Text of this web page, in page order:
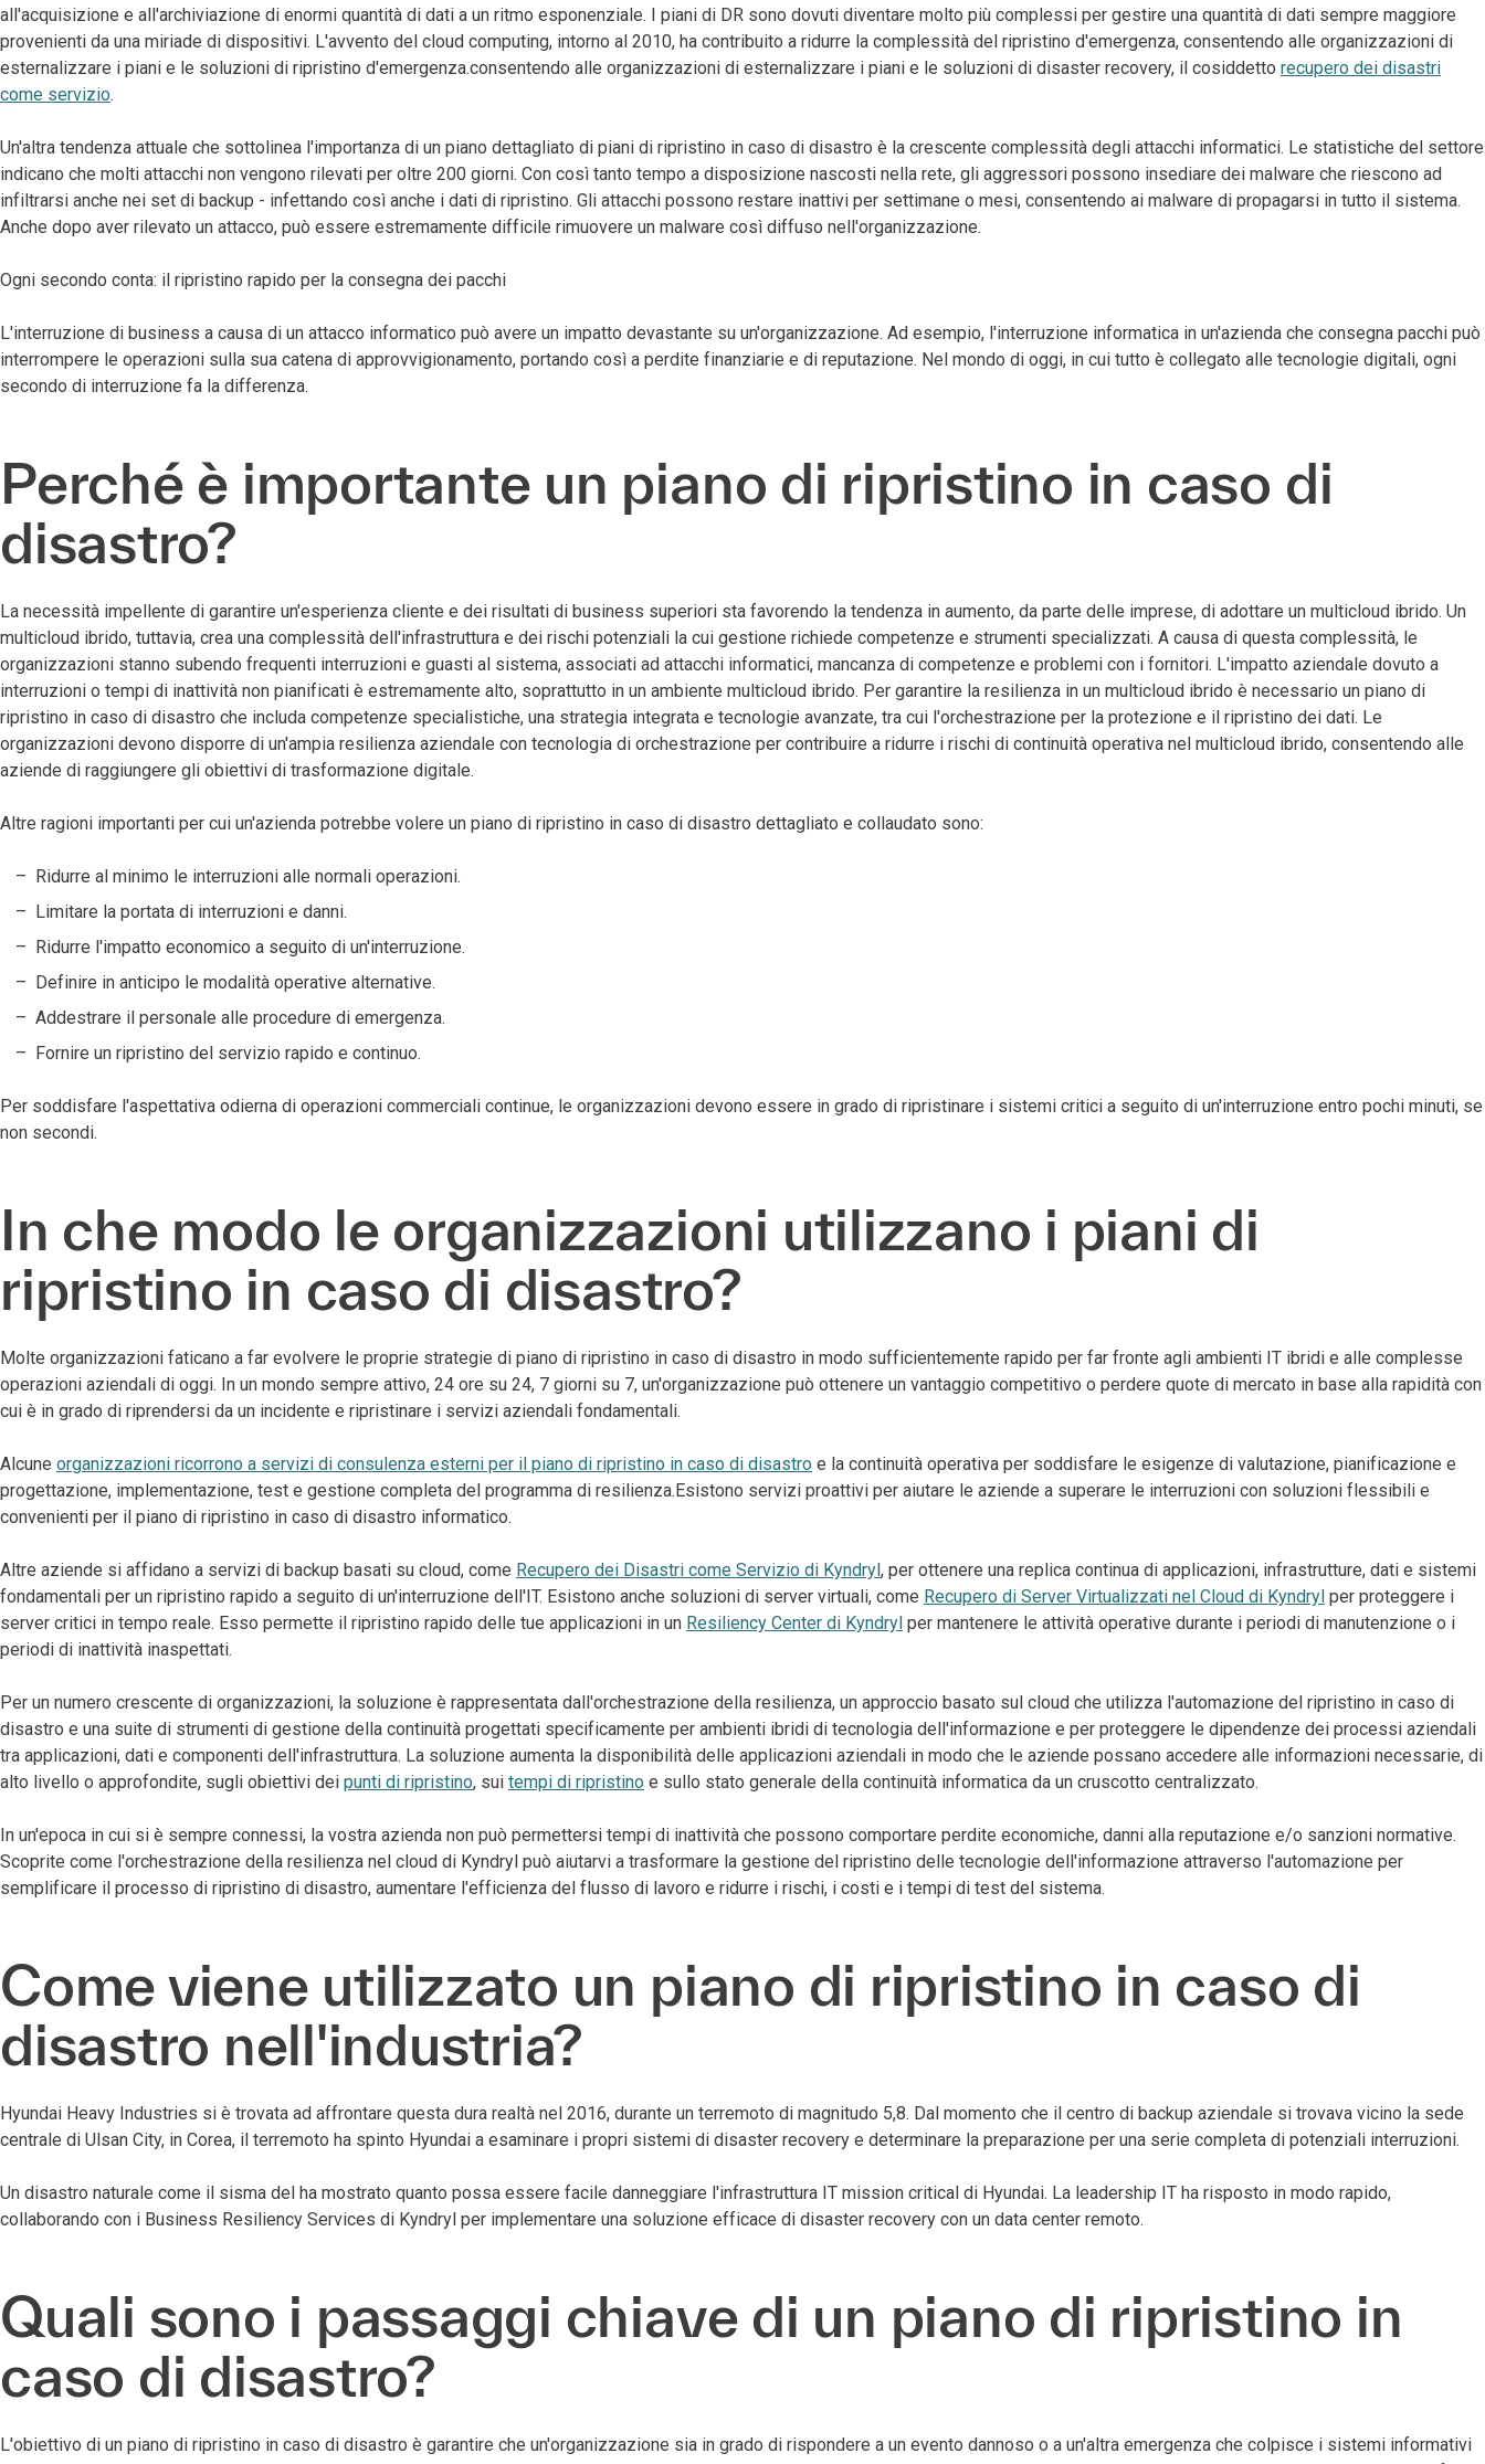
all'acquisizione e all'archiviazione di enormi quantità di dati a un ritmo esponenziale. I piani di DR sono dovuti diventare molto più complessi per gestire una quantità di dati sempre maggiore
provenienti da una miriade di dispositivi. L'avvento del cloud computing, intorno al 2010, ha contribuito a ridurre la complessità del ripristino d'emergenza, consentendo alle organizzazioni di
esternalizzare i piani e le soluzioni di ripristino d'emergenza.consentendo alle organizzazioni di esternalizzare i piani e le soluzioni di disaster recovery, il cosiddetto recupero dei disastri
come servizio.
Un'altra tendenza attuale che sottolinea l'importanza di un piano dettagliato di piani di ripristino in caso di disastro è la crescente complessità degli attacchi informatici. Le statistiche del settore
indicano che molti attacchi non vengono rilevati per oltre 200 giorni. Con così tanto tempo a disposizione nascosti nella rete, gli aggressori possono insediare dei malware che riescono ad
infiltrarsi anche nei set di backup - infettando così anche i dati di ripristino. Gli attacchi possono restare inattivi per settimane o mesi, consentendo ai malware di propagarsi in tutto il sistema.
Anche dopo aver rilevato un attacco, può essere estremamente difficile rimuovere un malware così diffuso nell'organizzazione.
Ogni secondo conta: il ripristino rapido per la consegna dei pacchi
L'interruzione di business a causa di un attacco informatico può avere un impatto devastante su un'organizzazione. Ad esempio, l'interruzione informatica in un'azienda che consegna pacchi può
interrompere le operazioni sulla sua catena di approvvigionamento, portando così a perdite finanziarie e di reputazione. Nel mondo di oggi, in cui tutto è collegato alle tecnologie digitali, ogni
secondo di interruzione fa la differenza.
Perché è importante un piano di ripristino in caso di
disastro?
La necessità impellente di garantire un'esperienza cliente e dei risultati di business superiori sta favorendo la tendenza in aumento, da parte delle imprese, di adottare un multicloud ibrido. Un
multicloud ibrido, tuttavia, crea una complessità dell'infrastruttura e dei rischi potenziali la cui gestione richiede competenze e strumenti specializzati. A causa di questa complessità, le
organizzazioni stanno subendo frequenti interruzioni e guasti al sistema, associati ad attacchi informatici, mancanza di competenze e problemi con i fornitori. L'impatto aziendale dovuto a
interruzioni o tempi di inattività non pianificati è estremamente alto, soprattutto in un ambiente multicloud ibrido. Per garantire la resilienza in un multicloud ibrido è necessario un piano di
ripristino in caso di disastro che includa competenze specialistiche, una strategia integrata e tecnologie avanzate, tra cui l'orchestrazione per la protezione e il ripristino dei dati. Le
organizzazioni devono disporre di un'ampia resilienza aziendale con tecnologia di orchestrazione per contribuire a ridurre i rischi di continuità operativa nel multicloud ibrido, consentendo alle
aziende di raggiungere gli obiettivi di trasformazione digitale.
Altre ragioni importanti per cui un'azienda potrebbe volere un piano di ripristino in caso di disastro dettagliato e collaudato sono:
Ridurre al minimo le interruzioni alle normali operazioni.
Limitare la portata di interruzioni e danni.
Ridurre l'impatto economico a seguito di un'interruzione.
Definire in anticipo le modalità operative alternative.
Addestrare il personale alle procedure di emergenza.
Fornire un ripristino del servizio rapido e continuo.
Per soddisfare l'aspettativa odierna di operazioni commerciali continue, le organizzazioni devono essere in grado di ripristinare i sistemi critici a seguito di un'interruzione entro pochi minuti, se
non secondi.
In che modo le organizzazioni utilizzano i piani di
ripristino in caso di disastro?
Molte organizzazioni faticano a far evolvere le proprie strategie di piano di ripristino in caso di disastro in modo sufficientemente rapido per far fronte agli ambienti IT ibridi e alle complesse
operazioni aziendali di oggi. In un mondo sempre attivo, 24 ore su 24, 7 giorni su 7, un'organizzazione può ottenere un vantaggio competitivo o perdere quote di mercato in base alla rapidità con
cui è in grado di riprendersi da un incidente e ripristinare i servizi aziendali fondamentali.
Alcune organizzazioni ricorrono a servizi di consulenza esterni per il piano di ripristino in caso di disastro e la continuità operativa per soddisfare le esigenze di valutazione, pianificazione e
progettazione, implementazione, test e gestione completa del programma di resilienza.Esistono servizi proattivi per aiutare le aziende a superare le interruzioni con soluzioni flessibili e
convenienti per il piano di ripristino in caso di disastro informatico.
Altre aziende si affidano a servizi di backup basati su cloud, come Recupero dei Disastri come Servizio di Kyndryl, per ottenere una replica continua di applicazioni, infrastrutture, dati e sistemi
fondamentali per un ripristino rapido a seguito di un'interruzione dell'IT. Esistono anche soluzioni di server virtuali, come Recupero di Server Virtualizzati nel Cloud di Kyndryl per proteggere i
server critici in tempo reale. Esso permette il ripristino rapido delle tue applicazioni in un Resiliency Center di Kyndryl per mantenere le attività operative durante i periodi di manutenzione o i
periodi di inattività inaspettati.
Per un numero crescente di organizzazioni, la soluzione è rappresentata dall'orchestrazione della resilienza, un approccio basato sul cloud che utilizza l'automazione del ripristino in caso di
disastro e una suite di strumenti di gestione della continuità progettati specificamente per ambienti ibridi di tecnologia dell'informazione e per proteggere le dipendenze dei processi aziendali
tra applicazioni, dati e componenti dell'infrastruttura. La soluzione aumenta la disponibilità delle applicazioni aziendali in modo che le aziende possano accedere alle informazioni necessarie, di
alto livello o approfondite, sugli obiettivi dei punti di ripristino, sui tempi di ripristino e sullo stato generale della continuità informatica da un cruscotto centralizzato.
In un'epoca in cui si è sempre connessi, la vostra azienda non può permettersi tempi di inattività che possono comportare perdite economiche, danni alla reputazione e/o sanzioni normative.
Scoprite come l'orchestrazione della resilienza nel cloud di Kyndryl può aiutarvi a trasformare la gestione del ripristino delle tecnologie dell'informazione attraverso l'automazione per
semplificare il processo di ripristino di disastro, aumentare l'efficienza del flusso di lavoro e ridurre i rischi, i costi e i tempi di test del sistema.
Come viene utilizzato un piano di ripristino in caso di
disastro nell'industria?
Hyundai Heavy Industries si è trovata ad affrontare questa dura realtà nel 2016, durante un terremoto di magnitudo 5,8. Dal momento che il centro di backup aziendale si trovava vicino la sede
centrale di Ulsan City, in Corea, il terremoto ha spinto Hyundai a esaminare i propri sistemi di disaster recovery e determinare la preparazione per una serie completa di potenziali interruzioni.
Un disastro naturale come il sisma del ha mostrato quanto possa essere facile danneggiare l'infrastruttura IT mission critical di Hyundai. La leadership IT ha risposto in modo rapido,
collaborando con i Business Resiliency Services di Kyndryl per implementare una soluzione efficace di disaster recovery con un data center remoto.
Quali sono i passaggi chiave di un piano di ripristino in
caso di disastro?
L'obiettivo di un piano di ripristino in caso di disastro è garantire che un'organizzazione sia in grado di rispondere a un evento dannoso o a un'altra emergenza che colpisce i sistemi informativi